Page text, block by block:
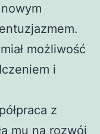
możliwość
i
z
mu na rozwój